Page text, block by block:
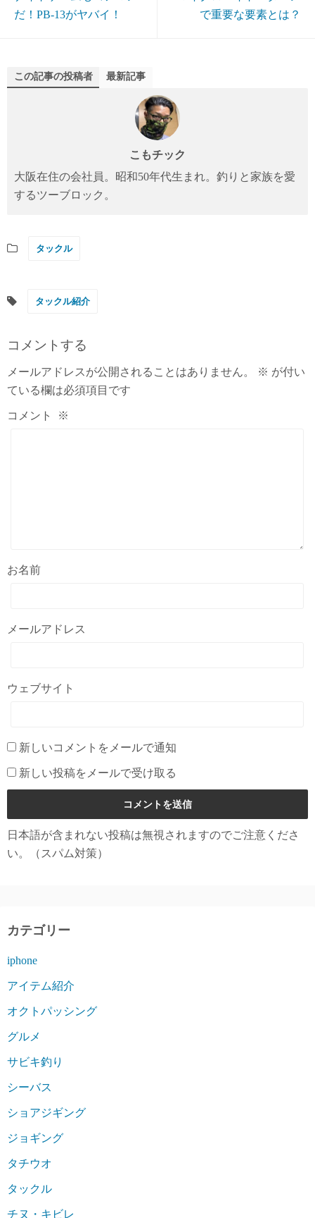
だ！PB-13がヤバイ！
で重要な要素とは？
この記事の投稿者 最新記事
こもチック
大阪在住の会社員。昭和50年代生まれ。釣りと家族を愛
するツーブロック。
タックル
タックル紹介
コメントする
メールアドレスが公開されることはありません。 ※ が付い
ている欄は必須項目です
コメント ※
お名前
メールアドレス
ウェブサイト
新しいコメントをメールで通知
新しい投稿をメールで受け取る
日本語が含まれない投稿は無視されますのでご注意くださ
い。（スパム対策）
カテゴリー
iphone
アイテム紹介
オクトパッシング
グルメ
サビキ釣り
シーバス
ショアジギング
ジョギング
タチウオ
タックル
チヌ・キビレ